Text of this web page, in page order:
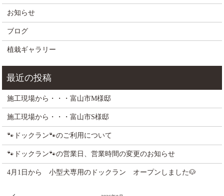
お知らせ
ブログ
植栽ギャラリー
施工現場から・・・富山市M様邸
施工現場から・・・富山市S様邸
🐾ドックラン🐾のご利用について
🐾ドックラン🐾の営業日、営業時間の変更のお知らせ
4月1日から 小型犬専用のドックラン オープンしました🐶